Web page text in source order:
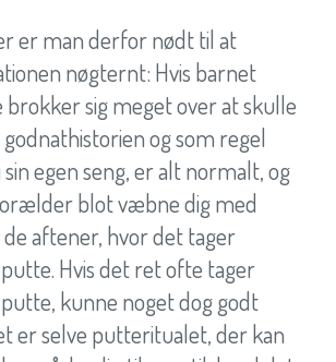
er man derfor nødt til at
nøgternt: Hvis barnet
sig meget over at skulle
og som regel
sin egen seng, er alt normalt, og
blot væbne dig med
aftener, hvor det tager
Hvis det ret ofte tager
kunne noget dog godt
er selve putteritualet, der kan